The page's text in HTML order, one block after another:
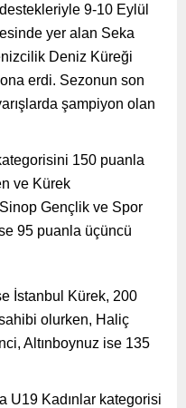
9-10 Eylül
yer alan Seka
Deniz Küreği
erdi. Sezonun son
şampiyon olan
150 puanla
ve Kürek
Gençlik ve Spor
95 puanla üçüncü
İstanbul Kürek, 200
olurken, Haliç
Altınboynuz ise 135
U19 Kadınlar kategorisi